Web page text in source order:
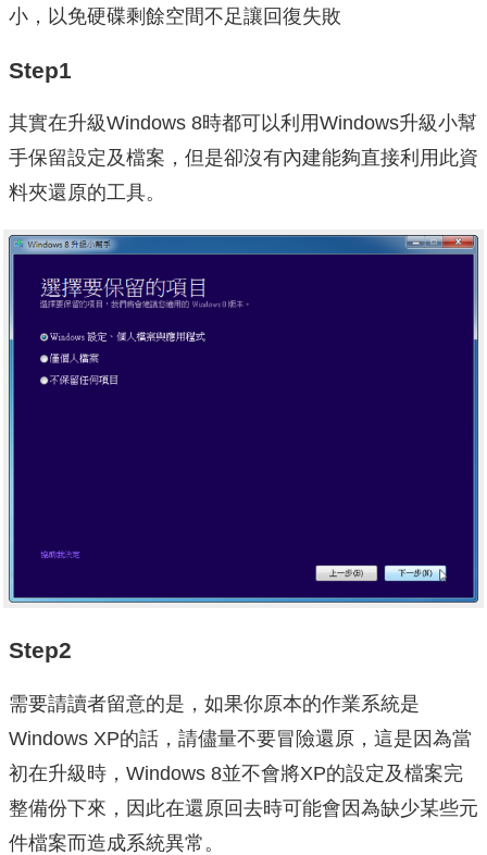
小，以免硬碟剩餘空間不足讓回復失敗
Step1
其實在升級Windows 8時都可以利用Windows升級小幫
手保留設定及檔案，但是卻沒有內建能夠直接利用此資
料夾還原的工具。
Step2
需要請讀者留意的是，如果你原本的作業系統是
Windows XP的話，請儘量不要冒險還原，這是因為當
初在升級時，Windows 8並不會將XP的設定及檔案完
整備份下來，因此在還原回去時可能會因為缺少某些元
件檔案而造成系統異常。